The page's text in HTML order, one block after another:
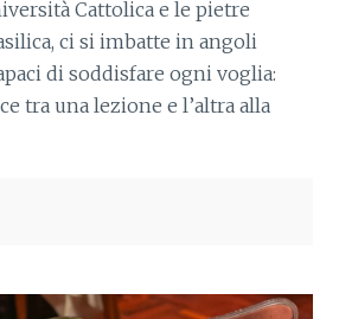
Cattolica e le pietre
ci si imbatte in angoli
di soddisfare ogni voglia:
tra una lezione e l’altra alla